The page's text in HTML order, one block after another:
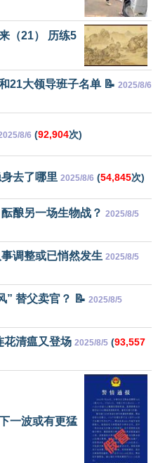
（21） 历练5
21大领导班子名单 📝 2025/8/6
8/6 (92,904次)
去了哪里 2025/8/6 (54,845次)
酿另一场生物战？ 2025/8/5
调整或已悄然发生 2025/8/5
” 替父卖官？ 📝 2025/8/5
花清瘟又登场 2025/8/5 (93,557
一波或有更猛